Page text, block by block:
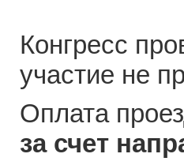
Конгресс
участие не
Оплата
за счет